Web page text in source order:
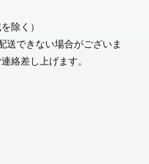
除く）
送できない場合がございま
絡差し上げます。